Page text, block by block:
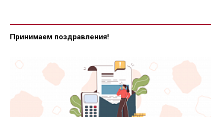
Принимаем поздравления!